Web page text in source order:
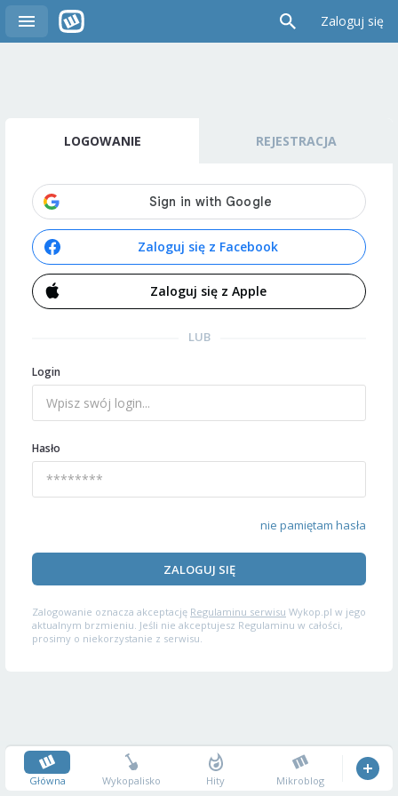
Zaloguj się
LOGOWANIE REJESTRACJA
Zaloguj się z Facebook
Zaloguj się z Apple
LUB
Login
Hasło
nie pamiętam hasła
ZALOGUJ SIĘ
Zalogowanie oznacza akceptację Regulaminu serwisu Wykop.pl w jego
aktualnym brzmieniu. Jeśli nie akceptujesz Regulaminu w całości,
prosimy o niekorzystanie z serwisu.
Główna Wykopalisko Hity Mikroblog